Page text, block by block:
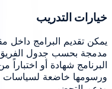
خيارات التدريب
يمكن تقديم البرامج داخل
مدمجة بحسب جدول الفريق
البرنامج شهادة أو